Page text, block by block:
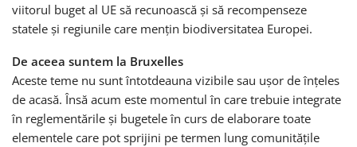
viitorul buget al UE să recunoască și să recompenseze
statele și regiunile care mențin biodiversitatea Europei.
De aceea suntem la Bruxelles
Aceste teme nu sunt întotdeauna vizibile sau ușor de înțeles
de acasă. Însă acum este momentul în care trebuie integrate
în reglementările și bugetele în curs de elaborare toate
elementele care pot sprijini pe termen lung comunitățile